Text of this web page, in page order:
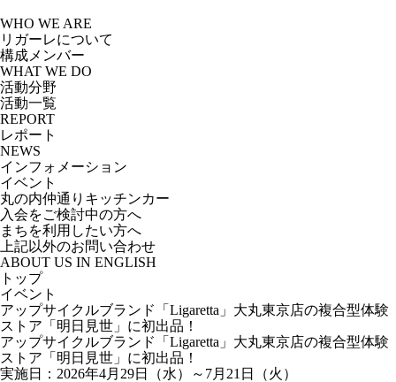
to
the
content
WHO WE ARE
リガーレについて
構成メンバー
WHAT WE DO
活動分野
活動一覧
REPORT
レポート
NEWS
インフォメーション
イベント
丸の内仲通りキッチンカー
入会をご検討中の方へ
まちを利用したい方へ
上記以外のお問い合わせ
ABOUT US IN ENGLISH
トップ
イベント
アップサイクルブランド「Ligaretta」大丸東京店の複合型体験
ストア「明日見世」に初出品！
アップサイクルブランド「Ligaretta」大丸東京店の複合型体験
ストア「明日見世」に初出品！
実施日：2026年4月29日（水）～7月21日（火）